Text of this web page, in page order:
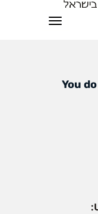
תפריט
You